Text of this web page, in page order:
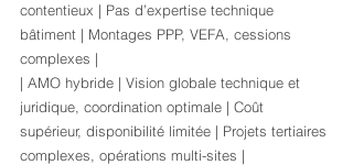
contentieux | Pas d’expertise technique
bâtiment | Montages PPP, VEFA, cessions
complexes |
| AMO hybride | Vision globale technique et
juridique, coordination optimale | Coût
supérieur, disponibilité limitée | Projets tertiaires
complexes, opérations multi-sites |